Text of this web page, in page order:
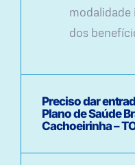
modalidade
dos
Preciso dar
Plano de Saúde
Cachoeirinha –